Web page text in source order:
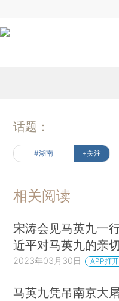
话题：
#湖南 +关注
相关阅读
宋涛会见马英九一
近平对马英九的亲
2023年03月30日 APP打开
马英九凭吊南京大